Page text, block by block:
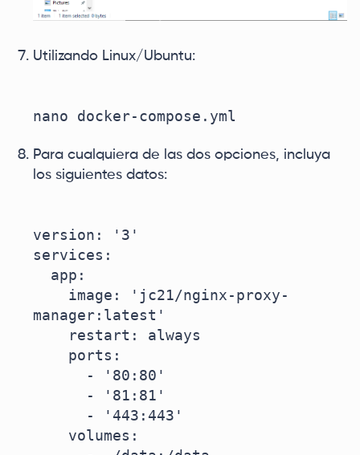
Utilizando Linux/Ubuntu:
Para cualquiera de las dos opciones, incluya
los siguientes datos:
version: '3'
services:
manager:latest'